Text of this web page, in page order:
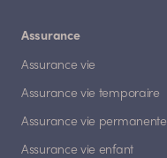
Assurance
Assurance vie
Assurance vie temporaire
Assurance vie permanente
Assurance vie enfant